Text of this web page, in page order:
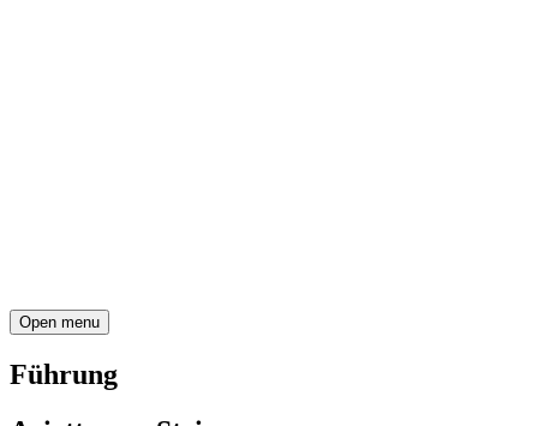
Open menu
Führung